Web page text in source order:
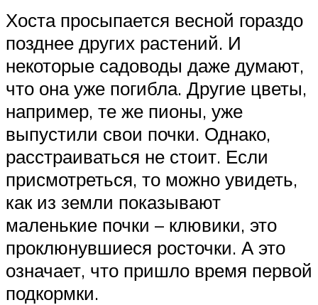
Хоста просыпается весной гораздо
позднее других растений. И
некоторые садоводы даже думают,
что она уже погибла. Другие цветы,
например, те же пионы, уже
выпустили свои почки. Однако,
расстраиваться не стоит. Если
присмотреться, то можно увидеть,
как из земли показывают
маленькие почки – клювики, это
проклюнувшиеся росточки. А это
означает, что пришло время первой
подкормки.